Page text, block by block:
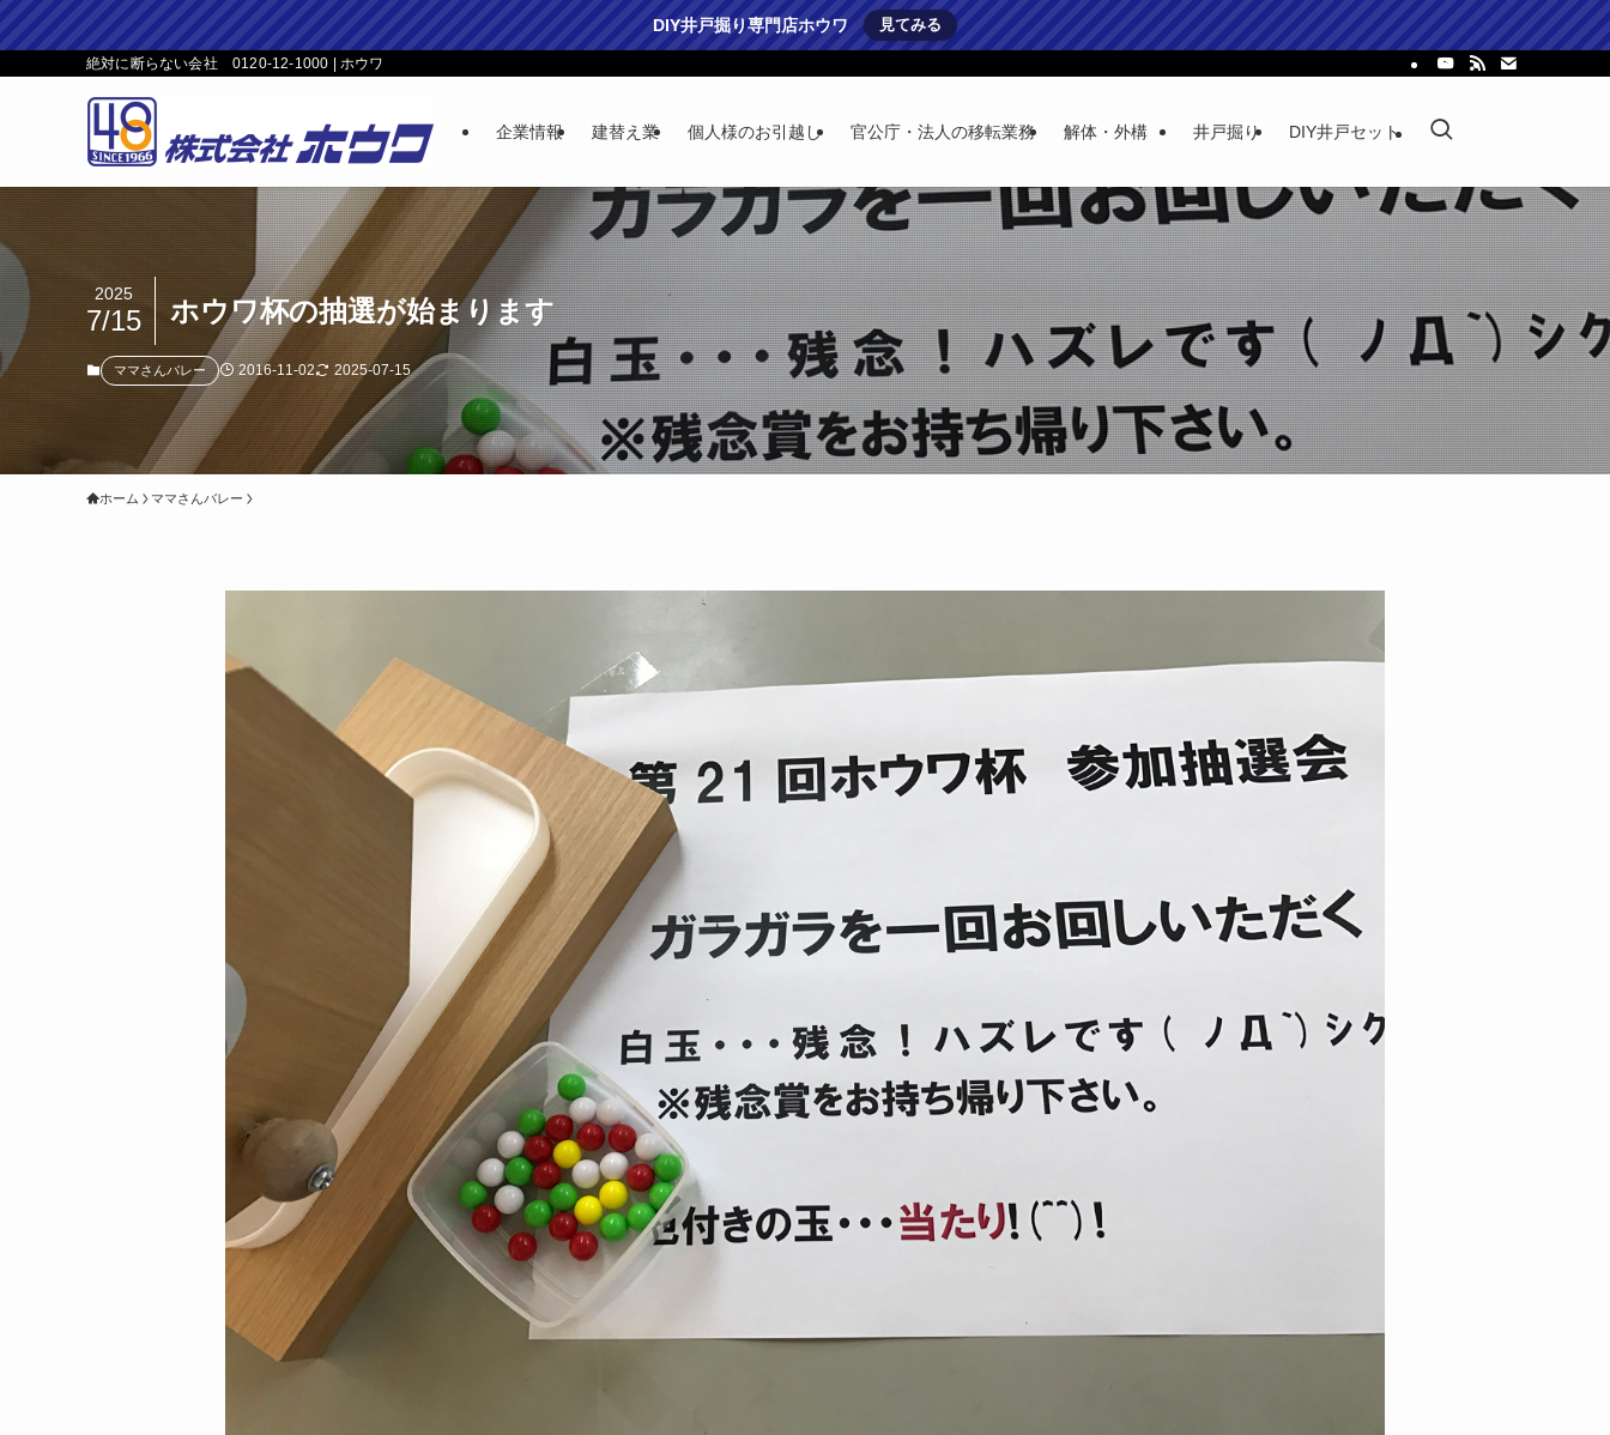
DIY井戸掘り専門店ホウワ 見てみる
絶対に断らない会社 0120-12-1000 | ホウワ
企業情報 建替え業 個人様のお引越し 官公庁・法人の移転業務 解体・外構 井戸掘り DIY井戸セット
ホウワ杯の抽選が始まります
2025
7/15
ママさんバレー 2016-11-02 2025-07-15
ホーム ママさんバレー